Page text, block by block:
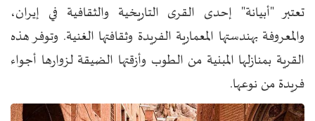
تعتبر "أبيانة" إحدى القرى التاريخية والثقافية في إيران،
والمعروفة بهندستها المعمارية الفريدة وثقافتها الغنية. وتوفر هذه
القرية بمنازلها المبنية من الطوب وأزقتها الضيقة لزوارها أجواء
فريدة من نوعها.